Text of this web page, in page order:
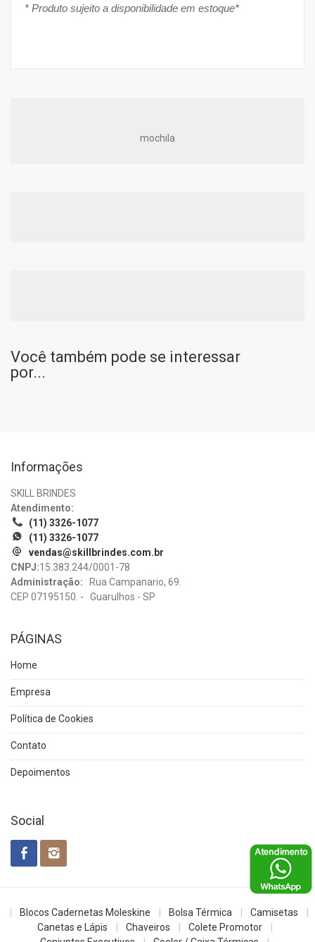
* Produto sujeito a disponibilidade em estoque*
mochila
Você também pode se interessar
por...
Informações
SKILL BRINDES
Atendimento:
(11) 3326-1077
(11) 3326-1077
vendas@skillbrindes.com.br
CNPJ:15.383.244/0001-78
Administração: Rua Campanario, 69.
CEP 07195150. - Guarulhos - SP
PÁGINAS
Home
Empresa
Política de Cookies
Contato
Depoimentos
Social
Blocos Cadernetas Moleskine Bolsa Térmica
Camisetas
Canetas e Lápis
Chaveiros
Colete Promotor